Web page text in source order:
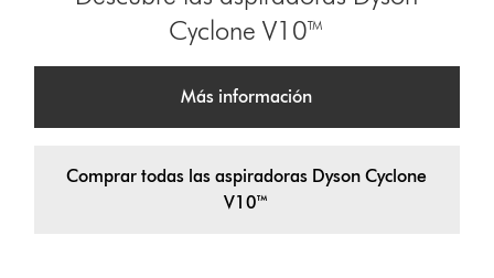
Cyclone V10™
Más información
Comprar todas las aspiradoras Dyson Cyclone
V10™